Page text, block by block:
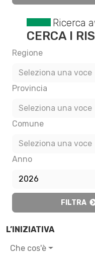
Ricerca
CERCA I
Regione
Seleziona una voce
Provincia
Seleziona una voce
Comune
Seleziona una voce
Anno
2026
FILTRA
L’INIZIATIVA
Che cos'è